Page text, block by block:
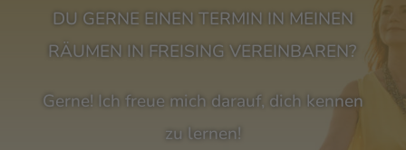
DU GERNE EINEN TERMIN IN MEINEN
RÄUMEN IN FREISING VEREINBAREN?
Gerne! Ich freue mich darauf, dich kennen
zu lernen!